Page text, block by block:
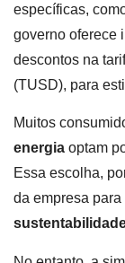
específicas,
governo oferece
descontos na
(TUSD), para
Muitos
energia optam
Essa escolha,
da empresa